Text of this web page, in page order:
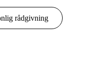
rådgivning